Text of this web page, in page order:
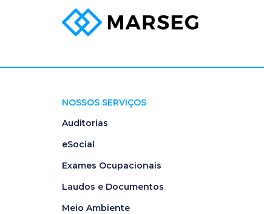
NOSSOS SERVIÇOS
Auditorias
eSocial
Exames Ocupacionais
Laudos e Documentos
Meio Ambiente